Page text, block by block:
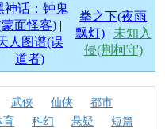
神话：钟鬼
面怪客) |
人图谱(误
道者)
拳之下(夜雨
飘灯)| 未知入
侵(荆柯守)
武侠 仙侠
都市
育 科幻 悬疑
短篇